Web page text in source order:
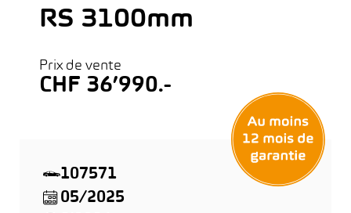
RS 3100mm
Prix de vente
CHF 36’990.-
107571
05/2025